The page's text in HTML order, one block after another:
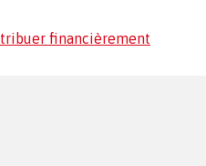
financièrement